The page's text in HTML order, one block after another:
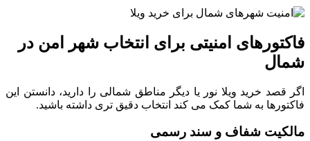
فاکتورهای امنیتی برای انتخاب شهر امن در
شمال
اگر قصد خرید ویلا نور یا دیگر مناطق شمالی را دارید، دانستن این
فاکتورها به شما کمک می کند انتخاب دقیق تری داشته باشید.
مالکیت شفاف و سند رسمی